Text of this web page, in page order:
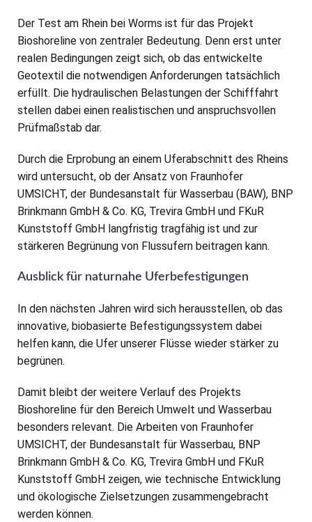
Der Test am Rhein bei Worms ist für das Projekt
Bioshoreline von zentraler Bedeutung. Denn erst unter
realen Bedingungen zeigt sich, ob das entwickelte
Geotextil die notwendigen Anforderungen tatsächlich
erfüllt. Die hydraulischen Belastungen der Schifffahrt
stellen dabei einen realistischen und anspruchsvollen
Prüfmaßstab dar.
Durch die Erprobung an einem Uferabschnitt des Rheins
wird untersucht, ob der Ansatz von Fraunhofer
UMSICHT, der Bundesanstalt für Wasserbau (BAW), BNP
Brinkmann GmbH & Co. KG, Trevira GmbH und FKuR
Kunststoff GmbH langfristig tragfähig ist und zur
stärkeren Begrünung von Flussufern beitragen kann.
Ausblick für naturnahe Uferbefestigungen
In den nächsten Jahren wird sich herausstellen, ob das
innovative, biobasierte Befestigungssystem dabei
helfen kann, die Ufer unserer Flüsse wieder stärker zu
begrünen.
Damit bleibt der weitere Verlauf des Projekts
Bioshoreline für den Bereich Umwelt und Wasserbau
besonders relevant. Die Arbeiten von Fraunhofer
UMSICHT, der Bundesanstalt für Wasserbau, BNP
Brinkmann GmbH & Co. KG, Trevira GmbH und FKuR
Kunststoff GmbH zeigen, wie technische Entwicklung
und ökologische Zielsetzungen zusammengebracht
werden können.